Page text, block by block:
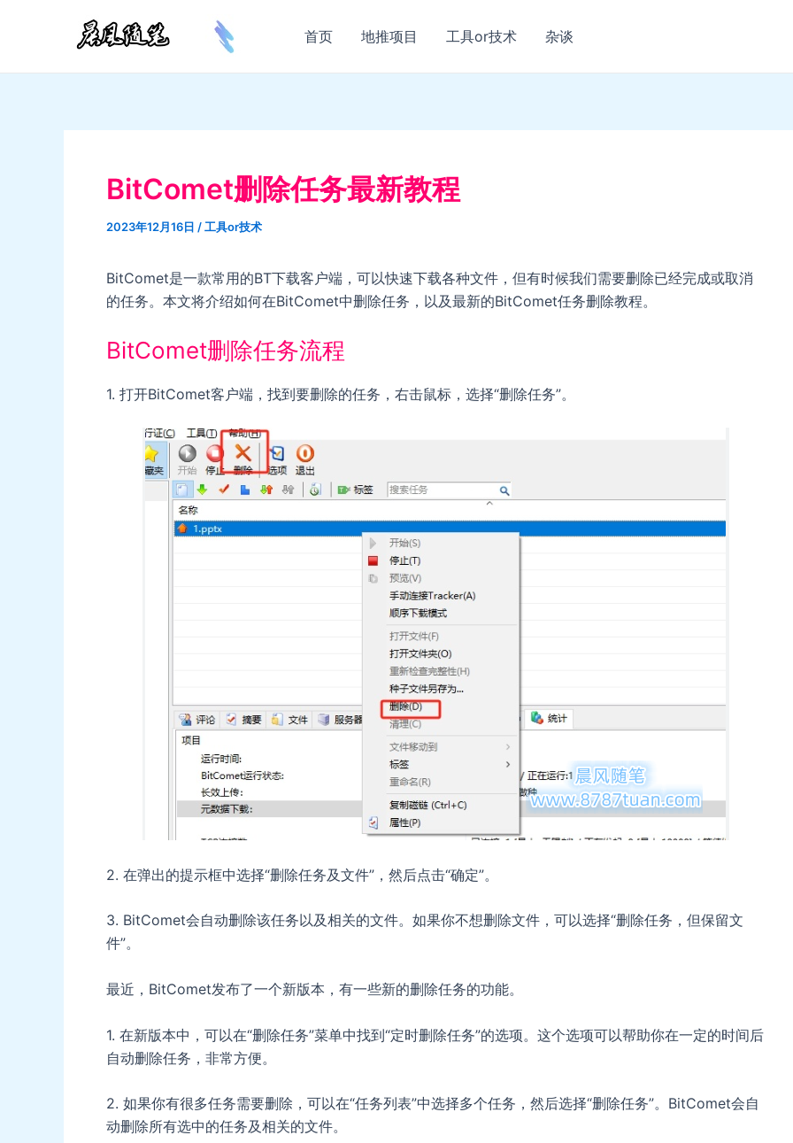
首页 地推项目 工具or技术 杂谈
BitComet删除任务最新教程
2023年12月16日 /工具or技术
BitComet是一款常用的BT下载客户端，可以快速下载各种文件，但有时候我们需要删除已经完成或取消
的任务。本文将介绍如何在BitComet中删除任务，以及最新的BitComet任务删除教程。
BitComet删除任务流程
1. 打开BitComet客户端，找到要删除的任务，右击鼠标，选择“删除任务”。
2. 在弹出的提示框中选择“删除任务及文件”，然后点击“确定”。
3. BitComet会自动删除该任务以及相关的文件。如果你不想删除文件，可以选择“删除任务，但保留文
件”。
最近，BitComet发布了一个新版本，有一些新的删除任务的功能。
1. 在新版本中，可以在“删除任务”菜单中找到“定时删除任务”的选项。这个选项可以帮助你在一定的时间后
自动删除任务，非常方便。
2. 如果你有很多任务需要删除，可以在“任务列表”中选择多个任务，然后选择“删除任务”。BitComet会自
动删除所有选中的任务及相关的文件。